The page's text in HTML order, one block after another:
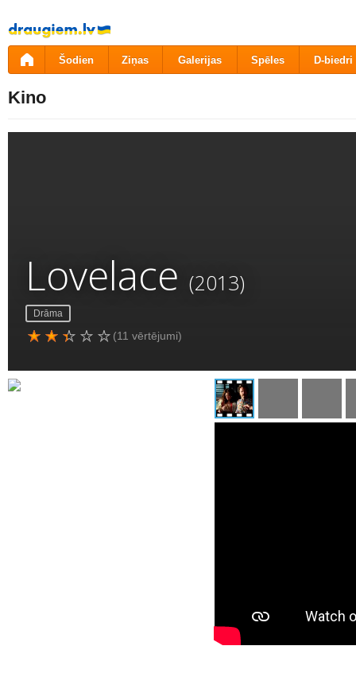
Pāriet
uz
saturu
Šodien Ziņas Galerijas Spēles D-biedri
Kino
Lovelace (2013)
Drāma
(11 vērtējumi)